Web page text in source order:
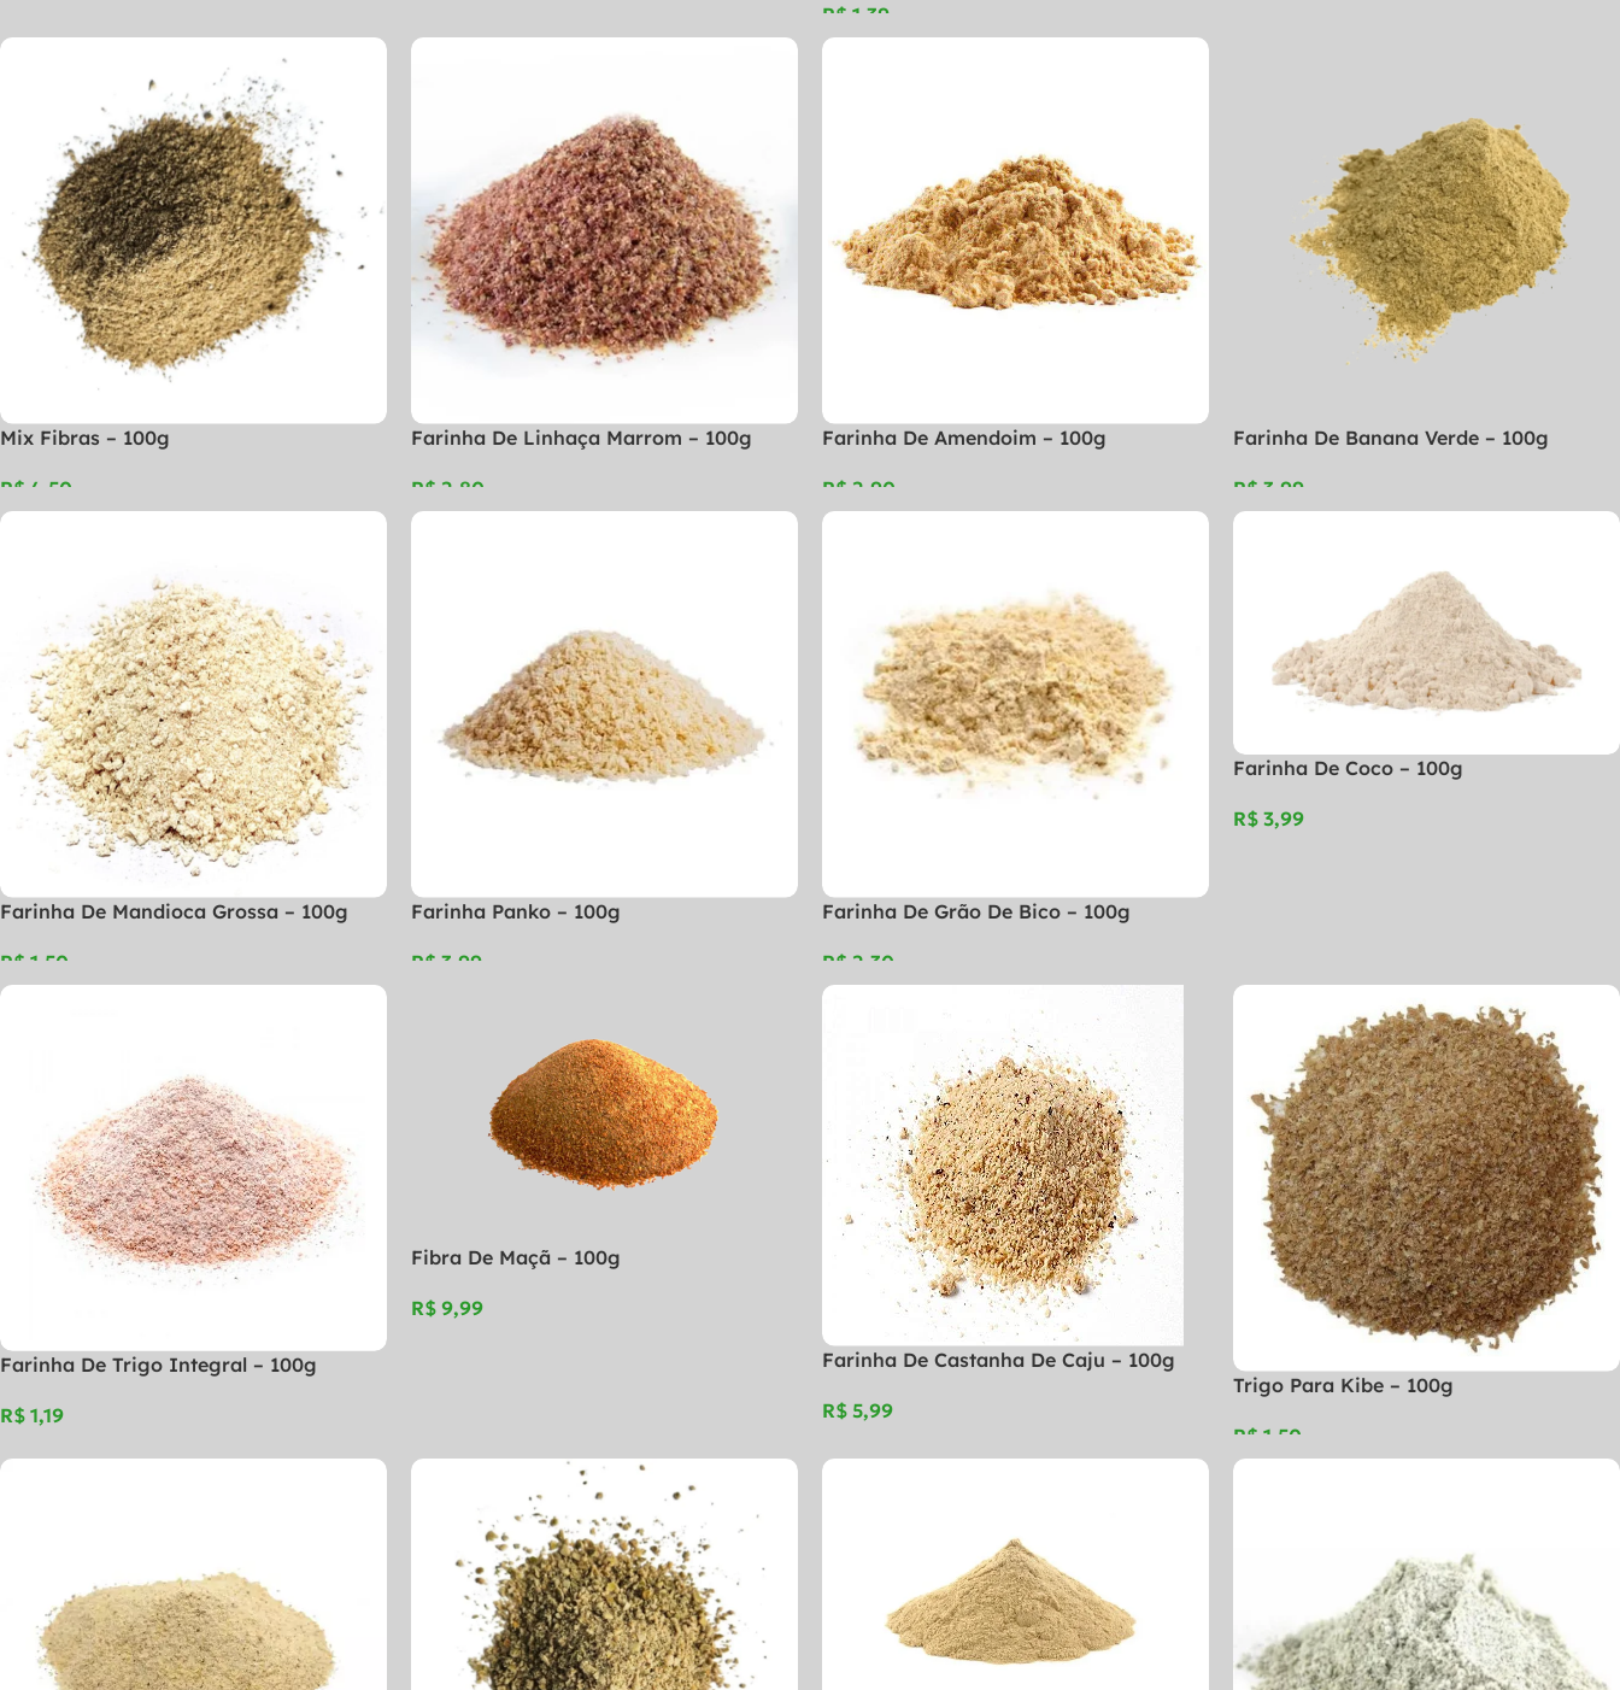
R$
Mix Fibras – 100g
R$
Farinha De Linhaça Marrom – 100g
R$
Farinha De Amendoim – 100g
R$
Farinha De Banana Verde – 100g
R$
Farinha De Mandioca Grossa – 100g
R$
Farinha Panko – 100g
R$
Farinha De Grão De Bico – 100g
R$
Farinha De Coco – 100g
R$
Farinha De Trigo Integral – 100g
R$
Fibra De Maçã – 100g
R$
Farinha De Castanha De Caju – 100g
R$
Trigo Para Kibe – 100g
R$